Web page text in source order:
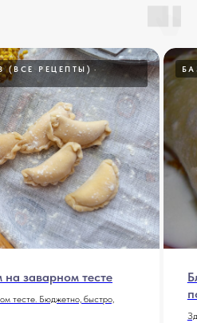
(ВСЕ РЕЦЕПТЫ)
заварном тесте
тесте. Бюджетно, быстро,